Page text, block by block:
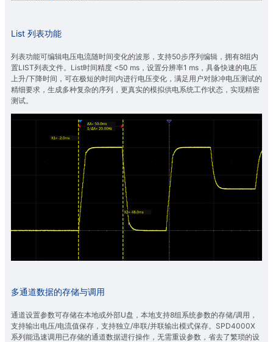
List 列表功能
列表功能可编辑电压电流随时间变化的波形，支持50步序列编辑，拥有8组内
置LIST列表文件。List时间精度 <50 ms，设置分辨率1 ms，具备快速的电压
上升/下降时间，可在极短的时间内进行电压变化，满足用户对脉冲电压测试的
精细要求，生成多种复杂的序列，更真实的模拟供电系统工作状态，实现精密
测试。
多通道数据的存储与调用
通道设置参数可存储在本地或外部U盘，本地支持8组系统参数的存储/调用，
支持输出电压/电流值保存，支持独立/串联/并联输出模式保存。SPD4000X
系列能迅速调用已存储的通道数据进行操作，无需重设参数，省去了繁琐的设